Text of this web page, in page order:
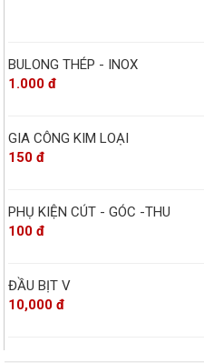
BULONG THÉP - INOX
1.000 đ
GIA CÔNG KIM LOẠI
150 đ
PHỤ KIỆN CÚT - GÓC -THU
100 đ
ĐẦU BỊT V
10,000 đ